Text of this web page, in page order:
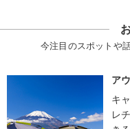
今注目のスポットや
ア
キ
レ